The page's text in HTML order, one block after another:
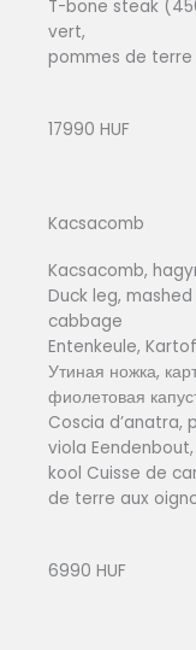
T-bone steak
vert,
pommes de
17990 HUF
Kacsacomb
Kacsacomb,
Duck leg,
cabbage
Entenkeule,
Утиная ножка,
фиолетовая
Coscia d’anatra,
viola
kool Cuisse de
de terre aux
6990 HUF